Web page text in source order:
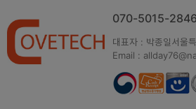
070-5015-2846
대표자 : 박종일서울
Email :